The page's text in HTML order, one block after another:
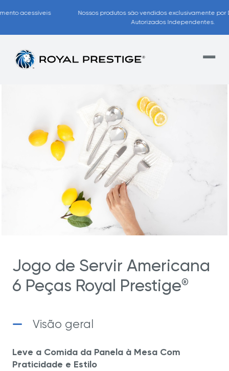
Nossos produtos são vendidos exclusivamente por Distribuidores
Autorizados Independentes.
Jogo de Servir Americana
6 Peças Royal Prestige®
Visão geral
Leve a Comida da Panela à Mesa Com
Praticidade e Estilo